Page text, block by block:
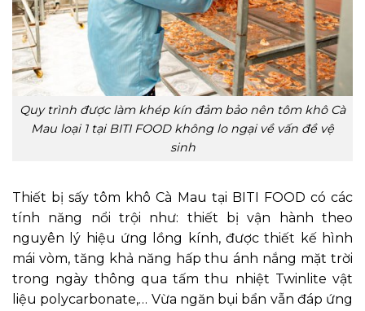
Quy trình được làm khép kín đảm bảo nên tôm khô Cà
Mau loại 1 tại BITI FOOD không lo ngại về vấn đề vệ
sinh
Thiết bị sấy tôm khô Cà Mau tại BITI FOOD có các
tính năng nổi trội như: thiết bị vận hành theo
nguyên lý hiệu ứng lồng kính, được thiết kế hình
mái vòm, tăng khả năng hấp thu ánh nắng mặt trời
trong ngày thông qua tấm thu nhiệt Twinlite vật
liệu polycarbonate,… Vừa ngăn bụi bẩn vẫn đáp ứng